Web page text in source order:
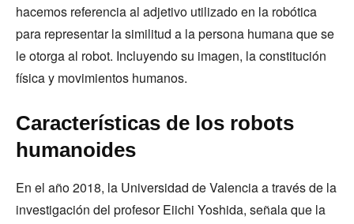
hacemos referencia al adjetivo utilizado en la robótica
para representar la similitud a la persona humana que se
le otorga al robot. Incluyendo su imagen, la constitución
física y movimientos humanos.
Características de los robots
humanoides
En el año 2018, la Universidad de Valencia a través de la
investigación del profesor Eiichi Yoshida, señala que la